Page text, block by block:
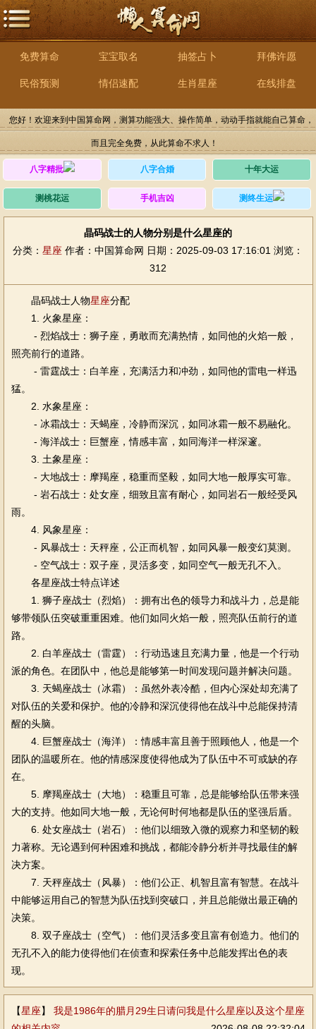
免费算命 宝宝取名 抽签占卜 拜佛许愿
民俗预测 情侣速配 生肖星座 在线排盘
您好！欢迎来到中国算命网，测算功能强大、操作简单，动动手指就能自己算命，
而且完全免费，从此算命不求人！
八字精批 八字合婚 十年大运
测桃花运 手机吉凶 测终生运
晶码战士的人物分别是什么星座的
分类： 星座 作者：中国算命网 日期：2025-09-03 17:16:01 浏览：
312
晶码战士人物星座分配
1. 火象星座：
- 烈焰战士：狮子座，勇敢而充满热情，如同他的火焰一般，
照亮前行的道路。
- 雷霆战士：白羊座，充满活力和冲劲，如同他的雷电一样迅
猛。
2. 水象星座：
- 冰霜战士：天蝎座，冷静而深沉，如同冰霜一般不易融化。
- 海洋战士：巨蟹座，情感丰富，如同海洋一样深邃。
3. 土象星座：
- 大地战士：摩羯座，稳重而坚毅，如同大地一般厚实可靠。
- 岩石战士：处女座，细致且富有耐心，如同岩石一般经受风
雨。
4. 风象星座：
- 风暴战士：天秤座，公正而机智，如同风暴一般变幻莫测。
- 空气战士：双子座，灵活多变，如同空气一般无孔不入。
各星座战士特点详述
1. 狮子座战士（烈焰）：拥有出色的领导力和战斗力，总是能
够带领队伍突破重重困难。他们如同火焰一般，照亮队伍前行的道
路。
2. 白羊座战士（雷霆）：行动迅速且充满力量，他是一个行动
派的角色。在团队中，他总是能够第一时间发现问题并解决问题。
3. 天蝎座战士（冰霜）：虽然外表冷酷，但内心深处却充满了
对队伍的关爱和保护。他的冷静和深沉使得他在战斗中总能保持清
醒的头脑。
4. 巨蟹座战士（海洋）：情感丰富且善于照顾他人，他是一个
团队的温暖所在。他的情感深度使得他成为了队伍中不可或缺的存
在。
5. 摩羯座战士（大地）：稳重且可靠，总是能够给队伍带来强
大的支持。他如同大地一般，无论何时何地都是队伍的坚强后盾。
6. 处女座战士（岩石）：他们以细致入微的观察力和坚韧的毅
力著称。无论遇到何种困难和挑战，都能冷静分析并寻找最佳的解
决方案。
7. 天秤座战士（风暴）：他们公正、机智且富有智慧。在战斗
中能够运用自己的智慧为队伍找到突破口，并且总能做出最正确的
决策。
8. 双子座战士（空气）：他们灵活多变且富有创造力。他们的
无孔不入的能力使得他们在侦查和探索任务中总能发挥出色的表
现。
【星座】 我是1986年的腊月29生日请问我是什么星座以及这个星座